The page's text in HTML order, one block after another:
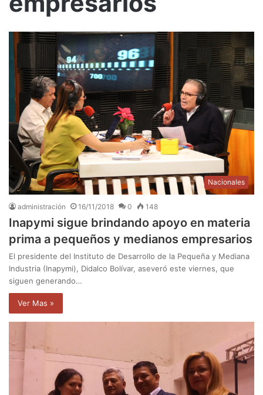
Nacionales
administración 16/11/2018 0 148
Inapymi sigue brindando apoyo en materia
prima a pequeños y medianos empresarios
El presidente del Instituto de Desarrollo de la Pequeña y Mediana
Industria (Inapymi), Didalco Bolívar, aseveró este viernes, que
siguen generando…
Ver Mas »